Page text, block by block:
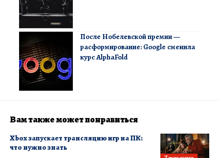
После Нобелевской премии —
расформирование: Google сменила
курс AlphaFold
Вам также может понравиться
Xbox запускает трансляцию игр на ПК:
что нужно знать